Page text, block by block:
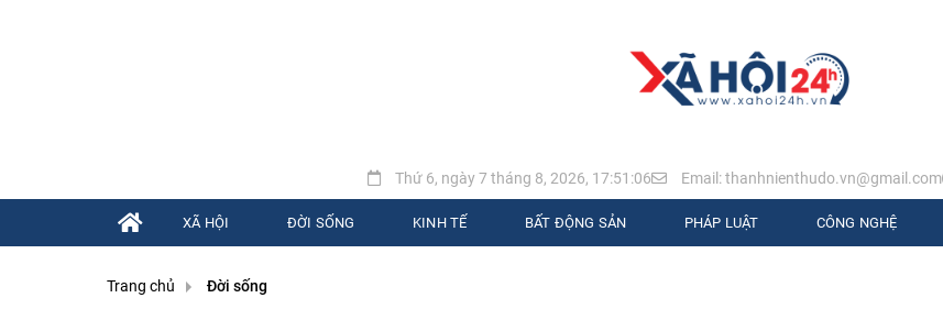
Thứ 6, ngày 7 tháng 8, 2026, 17:51:07 Email: thanhnienthudo.vn@gmail.com
XÃ HỘI ĐỜI SỐNG KINH TẾ BẤT ĐỘNG SẢN PHÁP LUẬT CÔNG NGHỆ
Trang chủ Đời sống